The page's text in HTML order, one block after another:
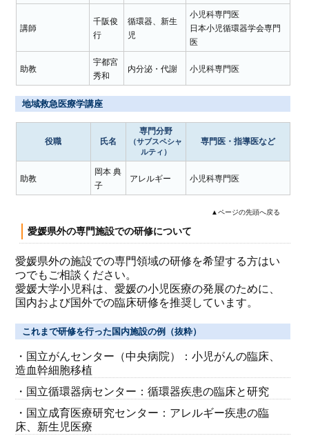
講師
千阪俊
行
循環器、新生
児
小児科専門医
日本小児循環器学会専門
医
助教
宇都宮
秀和
内分泌・代謝 小児科専門医
地域救急医療学講座
役職 氏名
専門分野
（サブスペシャ
ルティ）
専門医・指導医など
助教
岡本 典
子
アレルギー 小児科専門医
▲ページの先頭へ戻る
愛媛県外の専門施設での研修について
愛媛県外の施設での専門領域の研修を希望する方はい
つでもご相談ください。
愛媛大学小児科は、愛媛の小児医療の発展のために、
国内および国外での臨床研修を推奨しています。
これまで研修を行った国内施設の例（抜粋）
・国立がんセンター（中央病院）：小児がんの臨床、
造血幹細胞移植
・国立循環器病センター：循環器疾患の臨床と研究
・国立成育医療研究センター：アレルギー疾患の臨
床、新生児医療